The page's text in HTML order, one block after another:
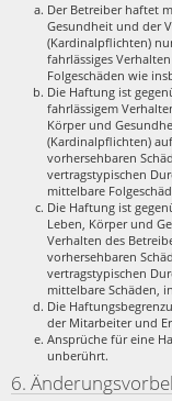
Der Betreiber haftet
Gesundheit und der
(Kardinalpflichten)
fahrlässiges
Folgeschäden wie
Die Haftung ist
fahrlässigem
Körper und
(Kardinalpflichten)
vorhersehbaren
vertragstypischen
mittelbare
Die Haftung ist
Leben, Körper und
Verhalten des
vorhersehbaren
vertragstypischen
mittelbare Schäden,
Die
der Mitarbeiter und
Ansprüche für eine
unberührt.
6.